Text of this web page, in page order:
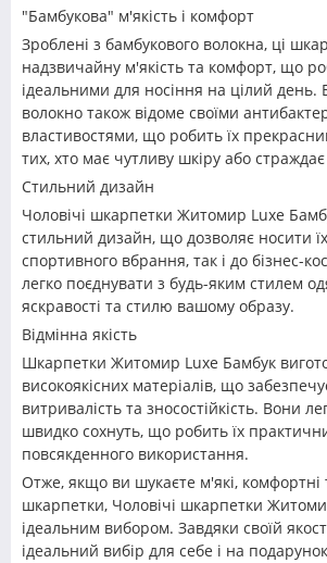
"Бамбукова" м'якість і комфорт
Зроблені з бамбукового волокна, ці
надзвичайну м'якість та комфорт, що
ідеальними для носіння на цілий день.
волокно також відоме своїми
властивостями, що робить їх
тих, хто має чутливу шкіру або страждає
Стильний дизайн
Чоловічі шкарпетки Житомир Luxe
стильний дизайн, що дозволяє носити
спортивного вбрання, так і до бізнес-
легко поєднувати з будь-яким стилем
яскравості та стилю вашому образу.
Відмінна якість
Шкарпетки Житомир Luxe Бамбук
високоякісних матеріалів, що
витривалість та зносостійкість. Вони
швидко сохнуть, що робить їх
повсякденного використання.
Отже, якщо ви шукаєте м'які, комфортні
шкарпетки, Чоловічі шкарпетки
ідеальним вибором. Завдяки своїй
ідеальний вибір для себе і на